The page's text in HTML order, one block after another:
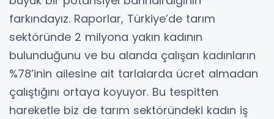
farkındayız. Raporlar, Türkiye’de tarım
sektöründe 2 milyona yakın kadının
bulunduğunu ve bu alanda çalışan kadınların
%78’inin ailesine ait tarlalarda ücret almadan
çalıştığını ortaya koyuyor. Bu tespitten
hareketle biz de tarım sektöründeki kadın iş